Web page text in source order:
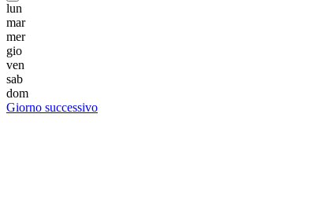
lun
mar
mer
gio
ven
sab
dom
Giorno successivo